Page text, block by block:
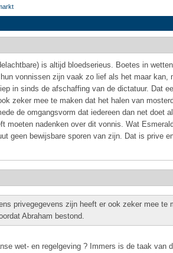
is altijd bloedserieus. Boetes in
vonnissen zijn vaak zo lief als het maar kan,
in sinds de afschaffing van de dictatuur. Dat
zeker mee te maken dat het halen van
de omgangsvorm dat iedereen dan net doet
moeten nadenken over dit vonnis. Wat
geen bewijsbare sporen van zijn. Dat is prive
privegegevens zijn heeft er ook zeker mee te
Abraham bestond.
wet- en regelgeving ? Immers is de taak van